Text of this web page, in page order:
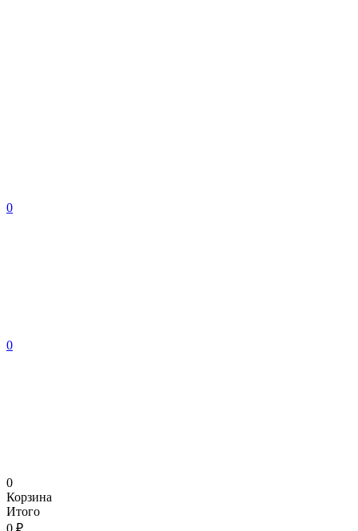
0
0
0
Корзина
Итого
0 ₽